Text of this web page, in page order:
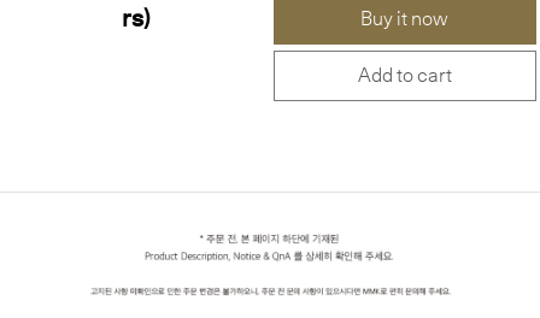
rs)
Buy it now
Add to cart